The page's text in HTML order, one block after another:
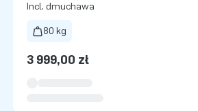
Incl. dmuchawa
80 kg
3 999,00 zł